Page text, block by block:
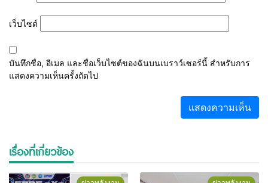
เว็บไซต์
บันทึกชื่อ, อีเมล และชื่อเว็บไซต์ของฉันบนเบราว์เซอร์นี้ สำหรับการ
แสดงความเห็นครั้งถัดไป
เรื่องที่เกี่ยวข้อง